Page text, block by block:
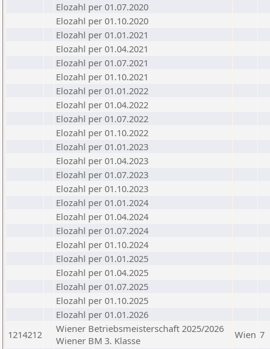
Elozahl per 01.07.2020
Elozahl per 01.10.2020
Elozahl per 01.01.2021
Elozahl per 01.04.2021
Elozahl per 01.07.2021
Elozahl per 01.10.2021
Elozahl per 01.01.2022
Elozahl per 01.04.2022
Elozahl per 01.07.2022
Elozahl per 01.10.2022
Elozahl per 01.01.2023
Elozahl per 01.04.2023
Elozahl per 01.07.2023
Elozahl per 01.10.2023
Elozahl per 01.01.2024
Elozahl per 01.04.2024
Elozahl per 01.07.2024
Elozahl per 01.10.2024
Elozahl per 01.01.2025
Elozahl per 01.04.2025
Elozahl per 01.07.2025
Elozahl per 01.10.2025
Elozahl per 01.01.2026
1214212
Wiener Betriebsmeisterschaft 2025/2026
Wiener BM 3. Klasse
Wien 7